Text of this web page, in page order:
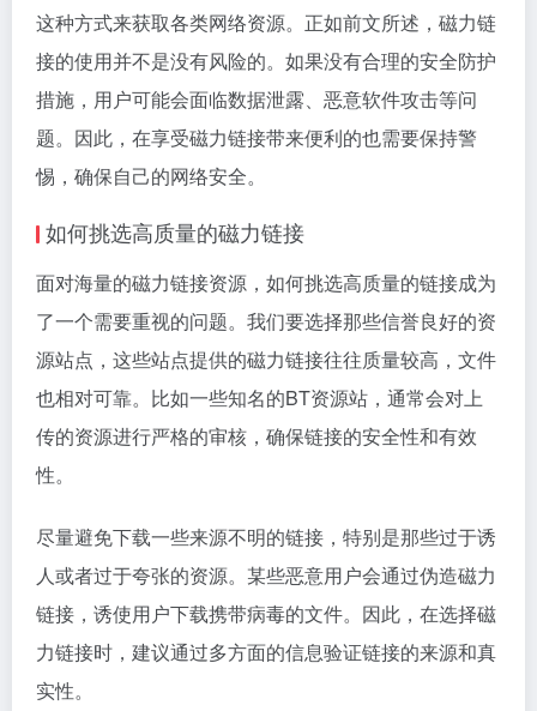
这种方式来获取各类网络资源。正如前文所述，磁力链
接的使用并不是没有风险的。如果没有合理的安全防护
措施，用户可能会面临数据泄露、恶意软件攻击等问
题。因此，在享受磁力链接带来便利的也需要保持警
惕，确保自己的网络安全。
如何挑选高质量的磁力链接
面对海量的磁力链接资源，如何挑选高质量的链接成为
了一个需要重视的问题。我们要选择那些信誉良好的资
源站点，这些站点提供的磁力链接往往质量较高，文件
也相对可靠。比如一些知名的BT资源站，通常会对上
传的资源进行严格的审核，确保链接的安全性和有效
性。
尽量避免下载一些来源不明的链接，特别是那些过于诱
人或者过于夸张的资源。某些恶意用户会通过伪造磁力
链接，诱使用户下载携带病毒的文件。因此，在选择磁
力链接时，建议通过多方面的信息验证链接的来源和真
实性。